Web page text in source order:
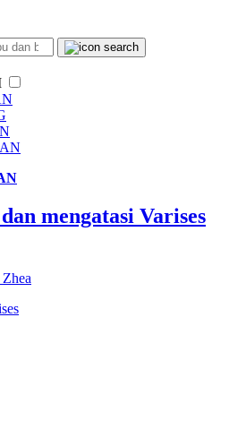
mengatasi Varises